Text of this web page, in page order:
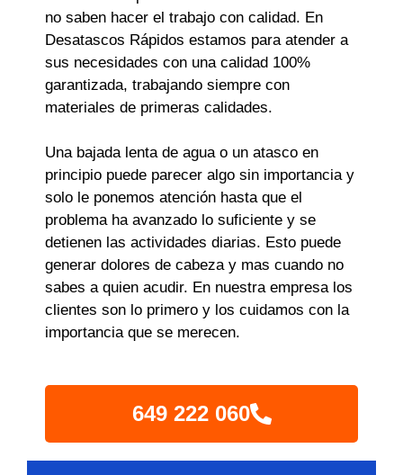
no saben hacer el trabajo con calidad. En
Desatascos Rápidos estamos para atender a
sus necesidades con una calidad 100%
garantizada, trabajando siempre con
materiales de primeras calidades.
Una bajada lenta de agua o un atasco en
principio puede parecer algo sin importancia y
solo le ponemos atención hasta que el
problema ha avanzado lo suficiente y se
detienen las actividades diarias. Esto puede
generar dolores de cabeza y mas cuando no
sabes a quien acudir. En nuestra empresa los
clientes son lo primero y los cuidamos con la
importancia que se merecen.
649 222 060